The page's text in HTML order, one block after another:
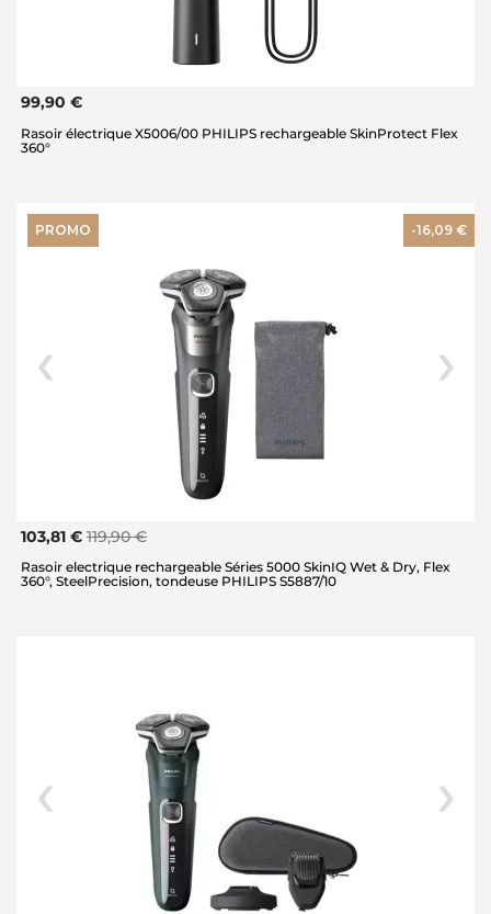
99,90 €
Rasoir électrique X5006/00 PHILIPS rechargeable SkinProtect Flex
360°
PROMO -16,09 €
103,81 € 119,90 €
Rasoir electrique rechargeable Séries 5000 SkinIQ Wet & Dry, Flex
360°, SteelPrecision, tondeuse PHILIPS S5887/10